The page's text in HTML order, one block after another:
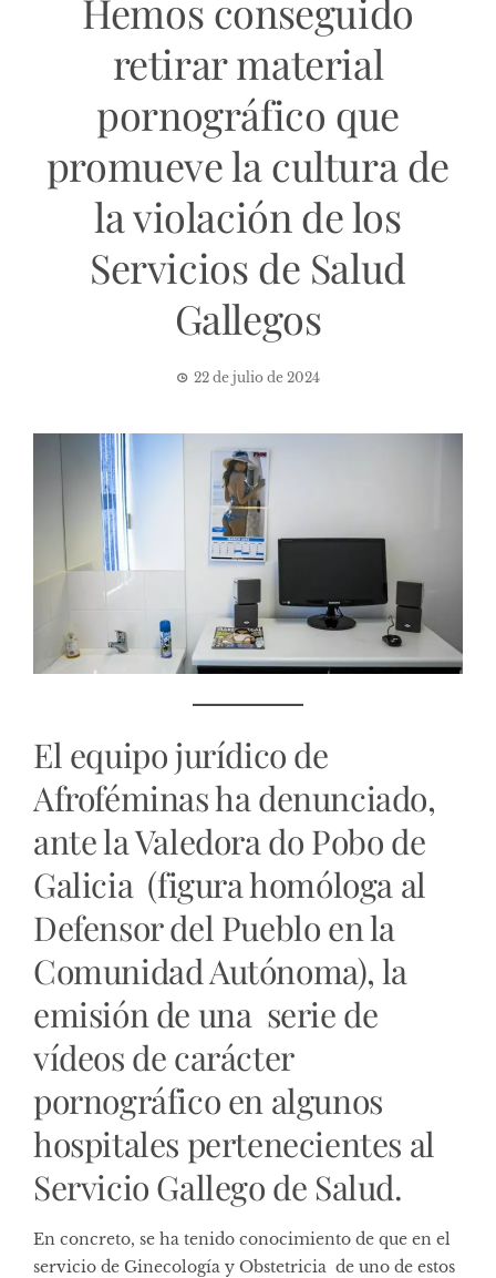
Hemos conseguido
retirar material
pornográfico que
promueve la cultura de
la violación de los
Servicios de Salud
Gallegos
22 de julio de 2024
El equipo jurídico de
Afroféminas ha denunciado,
ante la Valedora do Pobo de
Galicia (figura homóloga al
Defensor del Pueblo en la
Comunidad Autónoma), la
emisión de una serie de
vídeos de carácter
pornográfico en algunos
hospitales pertenecientes al
Servicio Gallego de Salud.
En concreto, se ha tenido conocimiento de que en el
servicio de Ginecología y Obstetricia de uno de estos